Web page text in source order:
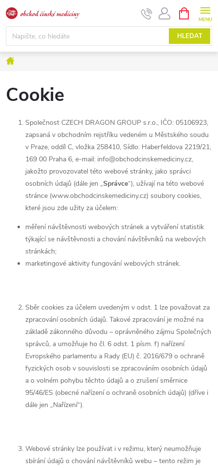
Přejít
na
obsah
HLEDAT
NÁKUPNÍ
KOŠÍK
Domů
Cookie
Společnost CZECH DRAGON GROUP s.r.o., IČO: 05106923,
zapsaná v obchodním rejstříku vedeném u Městského soudu
v Praze, oddíl C, vložka 258410, Sídlo: Haberfeldova 2219/21,
169 00 Praha 6, e-mail: info@obchodcinskemediciny.cz,
jakožto provozovatel této webové stránky, jako správci
osobních údajů (dále jen „Správce“), užívají na této webové
stránce (www.obchodcinskemediciny.cz) soubory cookies,
které jsou zde užity za účelem:
měření návštěvnosti webových stránek a vytváření statistik
týkající se návštěvnosti a chování návštěvníků na webových
stránkách;
marketingové aktivity fungování webových stránek.
Sběr cookies za účelem uvedeným v odst. 1 lze považovat za
zpracování osobních údajů. Takové zpracování je možné na
základě zákonného důvodu – oprávněného zájmu Společných
správců, a umožňuje ho čl. 6 odst. 1 písm. f) nařízení
Evropského parlamentu a Rady (EU) č. 2016/679 o ochraně
fyzických osob v souvislosti se zpracováním osobních údajů
a o volném pohybu těchto údajů a o zrušení směrnice
95/46/ES (obecné nařízení o ochraně osobních údajů) (dříve i
dále jen „Nařízení“).
Webové stránky lze používat i v režimu, který neumožňuje
sbírání údajů o chování návštěvníků webu – tento režim je